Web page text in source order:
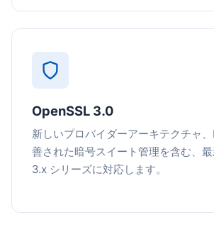
OpenSSL 3.0
新しいプロバイダーアーキテクチャ
善された暗号スイート管理を含む、
3.x シリーズに対応します。